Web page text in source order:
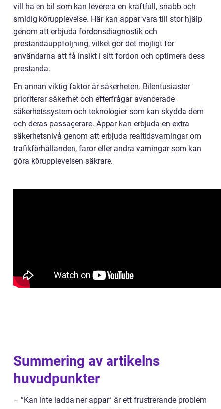
vill ha en bil som kan leverera en kraftfull, snabb och
smidig körupplevelse. Här kan appar vara till stor hjälp
genom att erbjuda fordonsdiagnostik och
prestandauppföljning, vilket gör det möjligt för
användarna att få insikt i sitt fordon och optimera dess
prestanda.
En annan viktig faktor är säkerheten. Bilentusiaster
prioriterar säkerhet och efterfrågar avancerade
säkerhetssystem och teknologier som kan skydda dem
och deras passagerare. Appar kan erbjuda en extra
säkerhetsnivå genom att erbjuda realtidsvarningar om
trafikförhållanden, faror eller andra varningar som kan
göra körupplevelsen säkrare.
Summering av artikelns
huvudpunkter
– ”Kan inte ladda ner appar” är ett frustrerande problem